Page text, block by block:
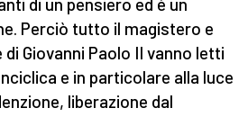
di un pensiero ed è un
Perciò tutto il magistero e
di Giovanni Paolo II vanno letti
e in particolare alla luce
liberazione dal